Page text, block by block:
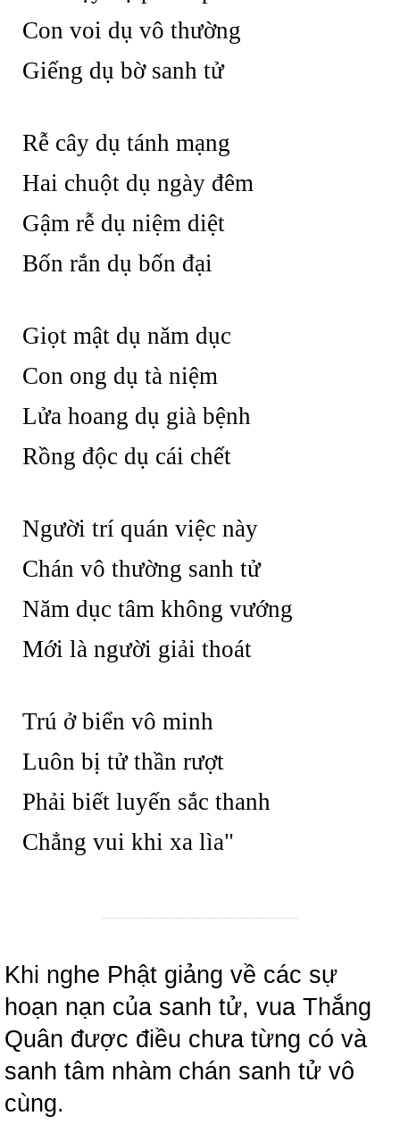
Con voi dụ vô thường
Giếng dụ bờ sanh tử
Rễ cây dụ tánh mạng
Hai chuột dụ ngày đêm
Gậm rễ dụ niệm diệt
Bốn rắn dụ bốn đại
Giọt mật dụ năm dục
Con ong dụ tà niệm
Lửa hoang dụ già bệnh
Rồng độc dụ cái chết
Người trí quán việc này
Chán vô thường sanh tử
Năm dục tâm không vướng
Mới là người giải thoát
Trú ở biển vô minh
Luôn bị tử thần rượt
Phải biết luyến sắc thanh
Chẳng vui khi xa lìa"
Khi nghe Phật giảng về các sự
hoạn nạn của sanh tử, vua Thắng
Quân được điều chưa từng có và
sanh tâm nhàm chán sanh tử vô
cùng.